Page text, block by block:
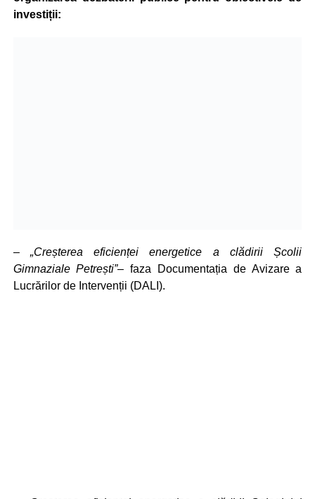
investiții:
– „Creșterea eficienței energetice a clădirii Școlii
Gimnaziale Petrești”– faza Documentația de Avizare a
Lucrărilor de Intervenții (DALI).